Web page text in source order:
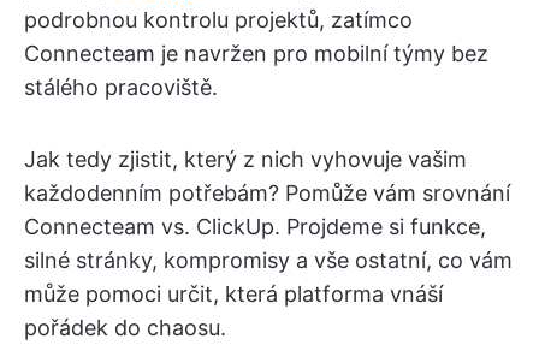
podrobnou kontrolu projektů, zatímco
Connecteam je navržen pro mobilní týmy bez
stálého pracoviště.
Jak tedy zjistit, který z nich vyhovuje vašim
každodenním potřebám? Pomůže vám srovnání
Connecteam vs. ClickUp. Projdeme si funkce,
silné stránky, kompromisy a vše ostatní, co vám
může pomoci určit, která platforma vnáší
pořádek do chaosu.